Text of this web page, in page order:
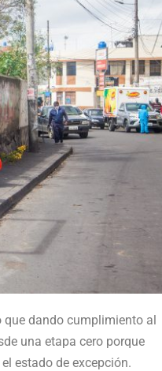
que dando cumplimiento al
una etapa cero porque
estado de excepción.